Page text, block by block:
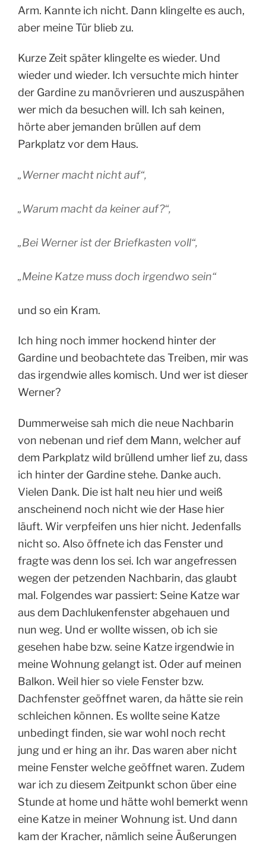
Arm. Kannte ich nicht. Dann klingelte es auch,
aber meine Tür blieb zu.
Kurze Zeit später klingelte es wieder. Und
wieder und wieder. Ich versuchte mich hinter
der Gardine zu manövrieren und auszuspähen
wer mich da besuchen will. Ich sah keinen,
hörte aber jemanden brüllen auf dem
Parkplatz vor dem Haus.
„Werner macht nicht auf“,
„Warum macht da keiner auf?“,
„Bei Werner ist der Briefkasten voll“,
„Meine Katze muss doch irgendwo sein“
und so ein Kram.
Ich hing noch immer hockend hinter der
Gardine und beobachtete das Treiben, mir was
das irgendwie alles komisch. Und wer ist dieser
Werner?
Dummerweise sah mich die neue Nachbarin
von nebenan und rief dem Mann, welcher auf
dem Parkplatz wild brüllend umher lief zu, dass
ich hinter der Gardine stehe. Danke auch.
Vielen Dank. Die ist halt neu hier und weiß
anscheinend noch nicht wie der Hase hier
läuft. Wir verpfeifen uns hier nicht. Jedenfalls
nicht so. Also öffnete ich das Fenster und
fragte was denn los sei. Ich war angefressen
wegen der petzenden Nachbarin, das glaubt
mal. Folgendes war passiert: Seine Katze war
aus dem Dachlukenfenster abgehauen und
nun weg. Und er wollte wissen, ob ich sie
gesehen habe bzw. seine Katze irgendwie in
meine Wohnung gelangt ist. Oder auf meinen
Balkon. Weil hier so viele Fenster bzw.
Dachfenster geöffnet waren, da hätte sie rein
schleichen können. Es wollte seine Katze
unbedingt finden, sie war wohl noch recht
jung und er hing an ihr. Das waren aber nicht
meine Fenster welche geöffnet waren. Zudem
war ich zu diesem Zeitpunkt schon über eine
Stunde at home und hätte wohl bemerkt wenn
eine Katze in meiner Wohnung ist. Und dann
kam der Kracher, nämlich seine Äußerungen